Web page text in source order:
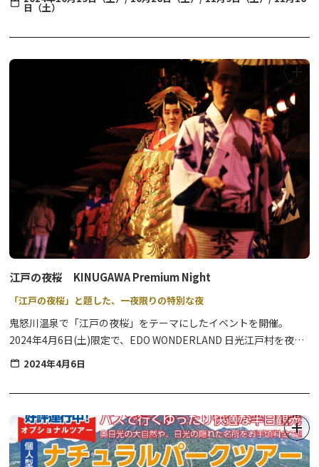
妖艶にライトアップされた夜の江戸を舞台に、忍者や町人のアトラ
をひろげる打ち上げ花火やライブ演奏をお楽しみいただけます。さ
らに、江戸の料理やアルコールドリンクもご用意しています。昼と
は異なる雰囲気を見せる江戸情緒あふれる町並みを眺めながら、ま
るで江戸時代にタイムスリップしたかのような体験をお楽しみいた
※内容は天候その他の理由により、予告なく変更となる場合がござ
います。予めご了承くださいませ。
日（土）
江戸の夜桜 KINUGAWA Premium Night
「江戸の夜桜」と題した、一夜限りの特別な夜
鬼怒川温泉で「江戸の夜桜」をテーマにしたイベントを開催。
2024年4月6日(土)限定で、EDO WONDERLAND 日光江戸村を夜間
特別に開村します。
WONDERLAND では武家文化を体験してみませんか。
※夜間のEDO WONDERLAND入村には、特別チケットが必要で
す。(通常の一日券ではご入村いただけません）
2024年4月6日